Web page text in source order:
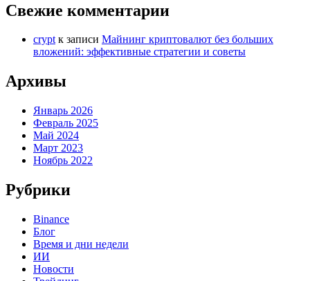
Свежие комментарии
cryptк записи Майнинг криптовалют без больших
вложений: эффективные стратегии и советы
Архивы
Январь 2026
Февраль 2025
Май 2024
Март 2023
Ноябрь 2022
Рубрики
Binance
Блог
Время и дни недели
ИИ
Новости